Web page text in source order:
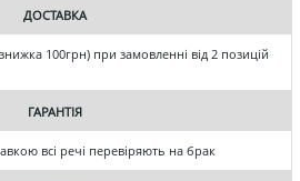
ДОСТАВКА
100грн) при замовленні від 2 позицій
ГАРАНТІЯ
всі речі перевіряють на брак